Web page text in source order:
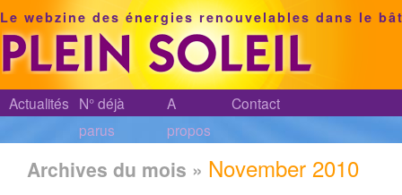
Le webzine des énergies renouvelables dans le
Actualités N° déjà
parus
A
propos
Contact
Archives du mois » November 2010